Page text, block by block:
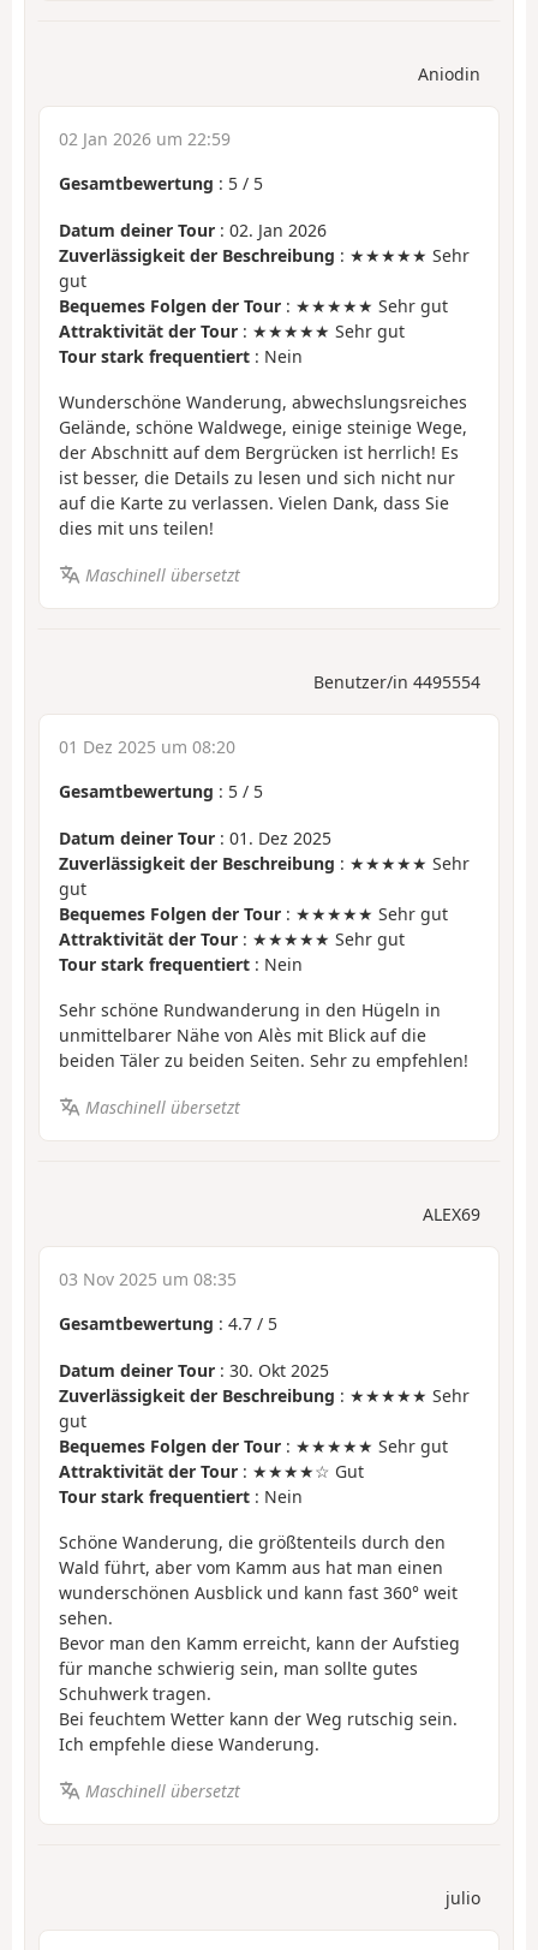
Aniodin
02 Jan 2026 um 22:59
Gesamtbewertung : 5 / 5
Datum deiner Tour : 02. Jan 2026
Zuverlässigkeit der Beschreibung : ★★★★★ Sehr
gut
Bequemes Folgen der Tour : ★★★★★ Sehr gut
Attraktivität der Tour : ★★★★★ Sehr gut
Tour stark frequentiert : Nein
Wunderschöne Wanderung, abwechslungsreiches
Gelände, schöne Waldwege, einige steinige Wege,
der Abschnitt auf dem Bergrücken ist herrlich! Es
ist besser, die Details zu lesen und sich nicht nur
auf die Karte zu verlassen. Vielen Dank, dass Sie
dies mit uns teilen!
Maschinell übersetzt
Benutzer/in 4495554
01 Dez 2025 um 08:20
Gesamtbewertung : 5 / 5
Datum deiner Tour : 01. Dez 2025
Zuverlässigkeit der Beschreibung : ★★★★★ Sehr
gut
Bequemes Folgen der Tour : ★★★★★ Sehr gut
Attraktivität der Tour : ★★★★★ Sehr gut
Tour stark frequentiert : Nein
Sehr schöne Rundwanderung in den Hügeln in
unmittelbarer Nähe von Alès mit Blick auf die
beiden Täler zu beiden Seiten. Sehr zu empfehlen!
Maschinell übersetzt
ALEX69
03 Nov 2025 um 08:35
Gesamtbewertung : 4.7 / 5
Datum deiner Tour : 30. Okt 2025
Zuverlässigkeit der Beschreibung : ★★★★★ Sehr
gut
Bequemes Folgen der Tour : ★★★★★ Sehr gut
Attraktivität der Tour : ★★★★☆ Gut
Tour stark frequentiert : Nein
Schöne Wanderung, die größtenteils durch den
Wald führt, aber vom Kamm aus hat man einen
wunderschönen Ausblick und kann fast 360° weit
sehen.
Bevor man den Kamm erreicht, kann der Aufstieg
für manche schwierig sein, man sollte gutes
Schuhwerk tragen.
Bei feuchtem Wetter kann der Weg rutschig sein.
Ich empfehle diese Wanderung.
Maschinell übersetzt
julio